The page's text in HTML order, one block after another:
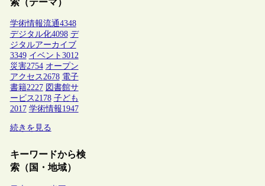
学術情報流通4348
デジタル化4098 デ
ジタルアーカイブ
3349 イベント 3012
災害2754 オープン
アクセス2678 電子
書籍2227 図書館サ
ービス2178 子ども
2017 学術情報1947
続きを見る
キーワードから検
索（国・地域）